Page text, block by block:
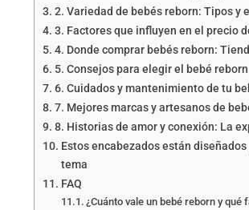
2. Variedad de bebés reborn: Tipos y
3. Factores que influyen en el precio
4. Donde comprar bebés reborn:
5. Consejos para elegir el bebé
6. Cuidados y mantenimiento de tu
7. Mejores marcas y artesanos de
8. Historias de amor y conexión: La
Estos encabezados están
tema
FAQ
¿Cuánto vale un bebé reborn y